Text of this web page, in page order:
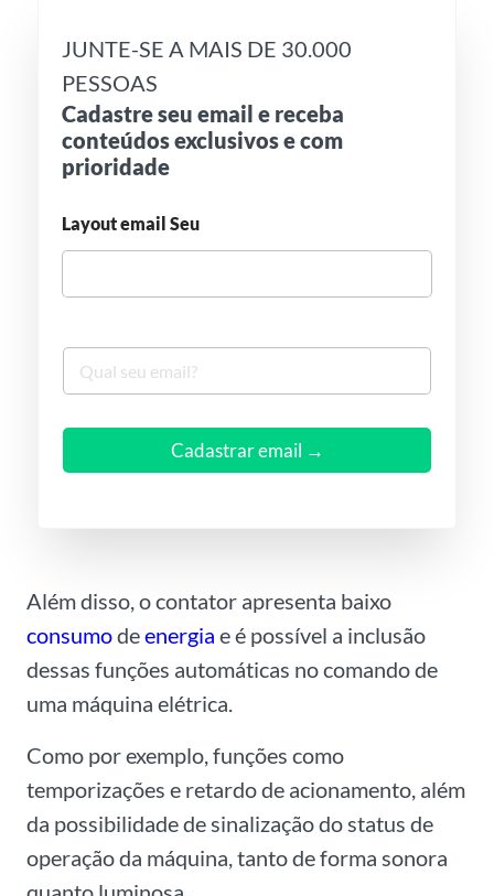
JUNTE-SE A MAIS DE 30.000
PESSOAS
Cadastre seu email e receba
conteúdos exclusivos e com
prioridade
Layout email Seu
S
u
Cadastrar email →
Além disso, o contator apresenta baixo
consumodeenergia e é possível a inclusão
dessas funções automáticas no comando de
uma máquina elétrica.
Como por exemplo, funções como
temporizações e retardo de acionamento, além
da possibilidade de sinalização do status de
operação da máquina, tanto de forma sonora